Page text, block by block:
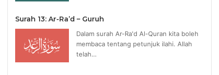
Surah 13: Ar-Ra’d – Guruh
Dalam surah Ar-Ra'd Al-Quran kita boleh
membaca tentang petunjuk ilahi. Allah
telah…